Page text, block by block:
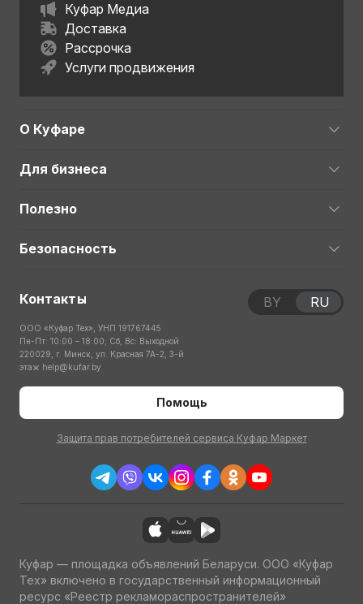
Куфар Медиа
Доставка
Рассрочка
Услуги продвижения
О Куфаре
Для бизнеса
Полезно
Безопасность
Контакты
ООО «Куфар Тех», УНП 191767445
Пн-Пт: 10:00 – 18:00; Сб, Вс: Выходной
220029, г. Минск, ул. Красная 7А-2, 3-й
этаж help@kufar.by
Помощь
Защита прав потребителей сервиса Куфар Маркет
BY RU
Куфар — площадка объявлений Беларуси. ООО «Куфар
Тех» включено в государственный информационный
ресурс «Реестр рекламораспространителей»